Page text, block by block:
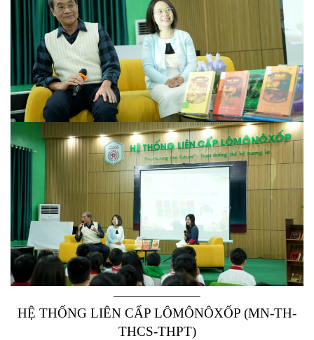
——————–
HỆ THỐNG LIÊN CẤP LÔMÔNÔXỐP (MN-TH-
THCS-THPT)